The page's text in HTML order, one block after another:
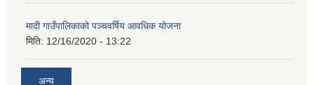
मादी गाउँपालिकाको पञ्चवर्षिय आवधिक योजना
मिति: 12/16/2020 - 13:22
अन्य